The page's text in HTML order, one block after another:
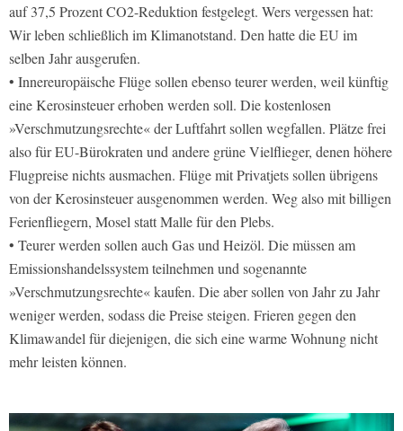
auf 37,5 Prozent CO2-Reduktion festgelegt. Wers vergessen hat:
Wir leben schließlich im Klimanotstand. Den hatte die EU im
selben Jahr ausgerufen.
• Innereuropäische Flüge sollen ebenso teurer werden, weil künftig
eine Kerosinsteuer erhoben werden soll. Die kostenlosen
»Verschmutzungsrechte« der Luftfahrt sollen wegfallen. Plätze frei
also für EU-Bürokraten und andere grüne Vielflieger, denen höhere
Flugpreise nichts ausmachen. Flüge mit Privatjets sollen übrigens
von der Kerosinsteuer ausgenommen werden. Weg also mit billigen
Ferienfliegern, Mosel statt Malle für den Plebs.
• Teurer werden sollen auch Gas und Heizöl. Die müssen am
Emissionshandelssystem teilnehmen und sogenannte
»Verschmutzungsrechte« kaufen. Die aber sollen von Jahr zu Jahr
weniger werden, sodass die Preise steigen. Frieren gegen den
Klimawandel für diejenigen, die sich eine warme Wohnung nicht
mehr leisten können.